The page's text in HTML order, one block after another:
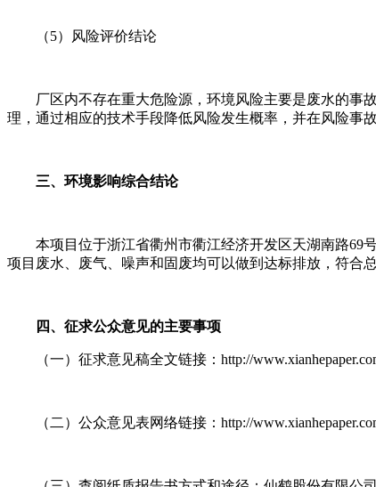
（5）风险评价结论
厂区内不存在重大危险源，环境风险主要是废水的事
理，通过相应的技术手段降低风险发生概率，并在风险事
三、环境影响综合结论
本项目位于浙江省衢州市衢江经济开发区天湖南路69
项目废水、废气、噪声和固废均可以做到达标排放，符合
四、征求公众意见的主要事项
（一）征求意见稿全文链接：http://
（二）公众意见表网络链接：http://